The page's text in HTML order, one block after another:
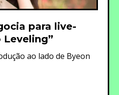
para live-
Leveling”
ao lado de Byeon